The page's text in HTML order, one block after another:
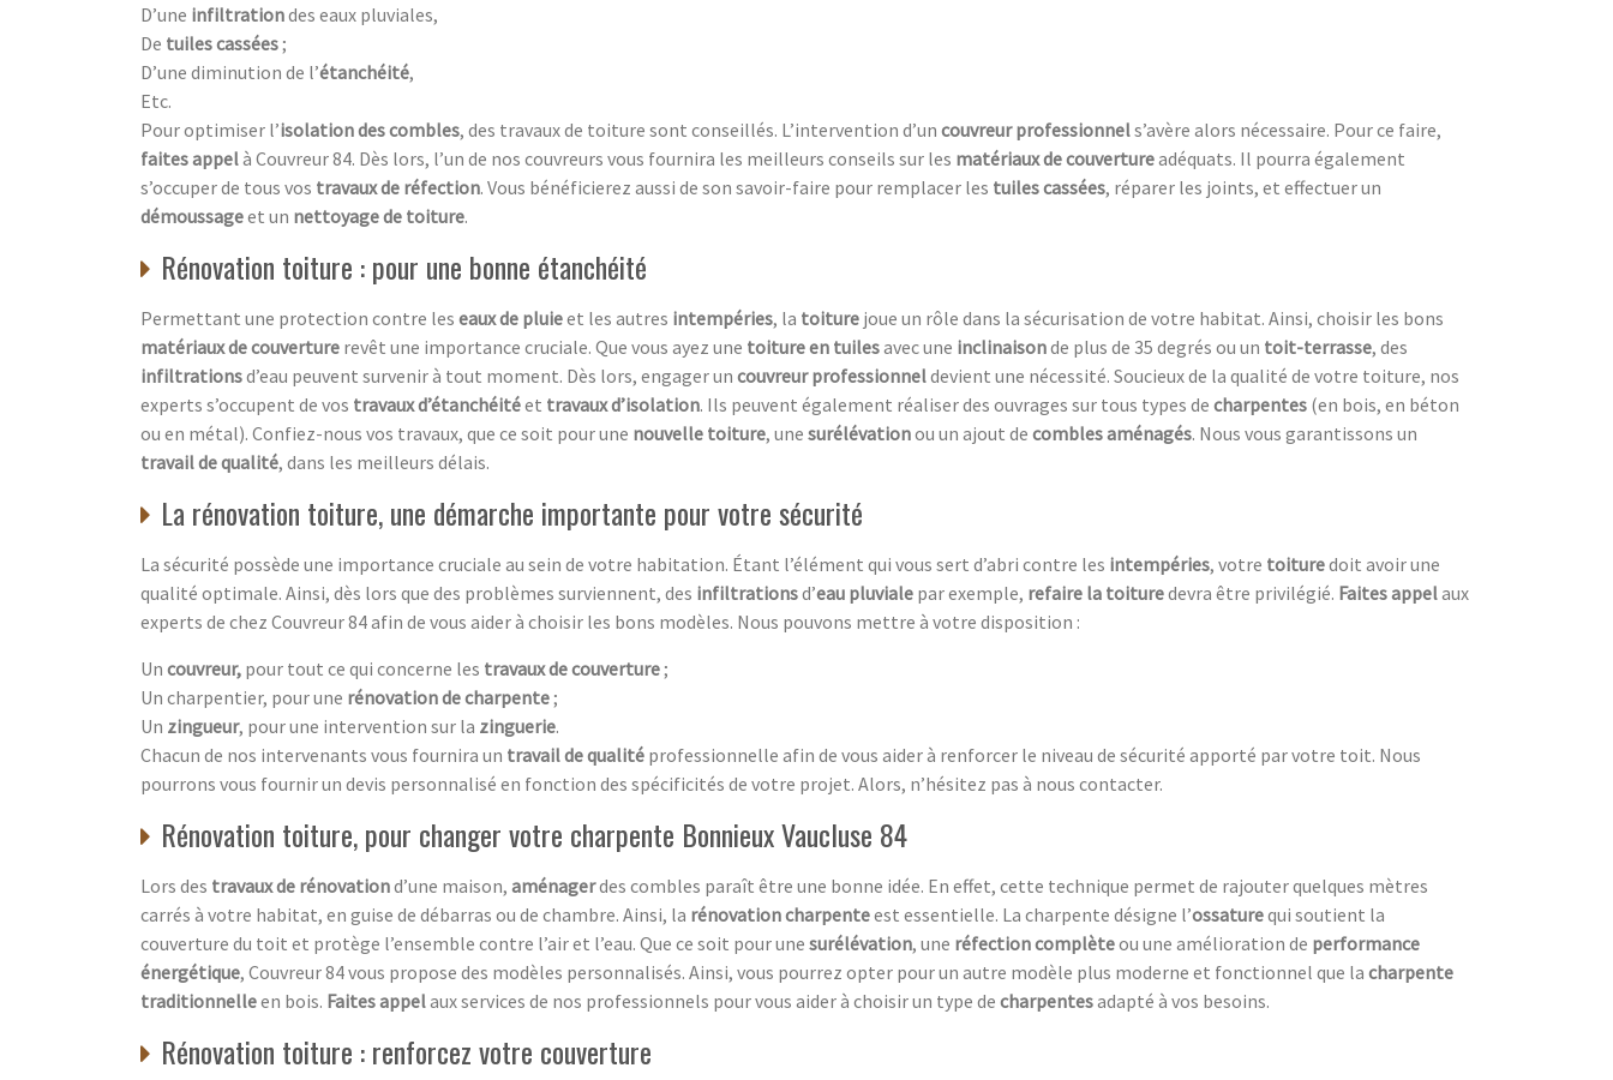
D’une infiltrationdes eaux pluviales,
De tuiles cassées ;
D’une diminution de l’étanchéité,
Etc.
Pour optimiser l’isolation des combles, des travaux de toiture sont conseillés. L’intervention d’un couvreur professionnels’avère alors nécessaire. Pour ce faire,
faites appelà Couvreur 84. Dès lors, l’un de nos couvreurs vous fournira les meilleurs conseils sur les matériaux de couvertureadéquats. Il pourra également
s’occuper de tous vos travaux de réfection. Vous bénéficierez aussi de son savoir-faire pour remplacer les tuiles cassées, réparer les joints, et effectuer un
démoussageet un nettoyage de toiture.
Rénovation toiture : pour une bonne étanchéité
Permettant une protection contre les eaux de pluieet les autres intempéries, la toiture joue un rôle dans la sécurisation de votre habitat. Ainsi, choisir les bons
matériaux de couverture revêt une importance cruciale. Que vous ayez une toiture en tuilesavec une inclinaisonde plus de 35 degrés ou un toit-terrasse, des
infiltrationsd’eau peuvent survenir à tout moment. Dès lors, engager un couvreur professionneldevient une nécessité. Soucieux de la qualité de votre toiture, nos
experts s’occupent de vos travaux d’étanchéitéet travaux d’isolation. Ils peuvent également réaliser des ouvrages sur tous types de charpentes (en bois, en béton
ou en métal). Confiez-nous vos travaux, que ce soit pour une nouvelle toiture, une surélévationou un ajout de combles aménagés. Nous vous garantissons un
travail de qualité, dans les meilleurs délais.
La rénovation toiture, une démarche importante pour votre sécurité
La sécurité possède une importance cruciale au sein de votre habitation. Étant l’élément qui vous sert d’abri contre les intempéries, votre toituredoit avoir une
qualité optimale. Ainsi, dès lors que des problèmes surviennent, des infiltrationsd’eau pluviale par exemple, refaire la toituredevra être privilégié. Faites appelaux
experts de chez Couvreur 84 afin de vous aider à choisir les bons modèles. Nous pouvons mettre à votre disposition :
Un couvreur, pour tout ce qui concerne les travaux de couverture ;
Un charpentier, pour une rénovation de charpente ;
Un zingueur, pour une intervention sur la zinguerie.
Chacun de nos intervenants vous fournira un travail de qualité professionnelle afin de vous aider à renforcer le niveau de sécurité apporté par votre toit. Nous
pourrons vous fournir un devis personnalisé en fonction des spécificités de votre projet. Alors, n’hésitez pas à nous contacter.
Rénovation toiture, pour changer votre charpente Bonnieux Vaucluse 84
Lors des travaux de rénovationd’une maison, aménagerdes combles paraît être une bonne idée. En effet, cette technique permet de rajouter quelques mètres
carrés à votre habitat, en guise de débarras ou de chambre. Ainsi, la rénovation charpenteest essentielle. La charpente désigne l’ossaturequi soutient la
couverture du toit et protège l’ensemble contre l’air et l’eau. Que ce soit pour une surélévation, une réfection complèteou une amélioration de performance
énergétique, Couvreur 84 vous propose des modèles personnalisés. Ainsi, vous pourrez opter pour un autre modèle plus moderne et fonctionnel que la charpente
traditionnelleen bois. Faites appelaux services de nos professionnels pour vous aider à choisir un type de charpentesadapté à vos besoins.
Rénovation toiture : renforcez votre couverture